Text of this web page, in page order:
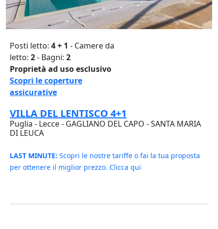
Posti letto: 4 + 1 - Camere da
letto: 2- Bagni: 2
Proprietà ad uso esclusivo
Scopri le coperture
assicurative
VILLA DEL LENTISCO 4+1
Puglia - Lecce - GAGLIANO DEL CAPO - SANTA MARIA
DI LEUCA
LAST MINUTE: Scopri le nostre tariffe o fai la tua proposta
per ottenere il miglior prezzo. Clicca qui